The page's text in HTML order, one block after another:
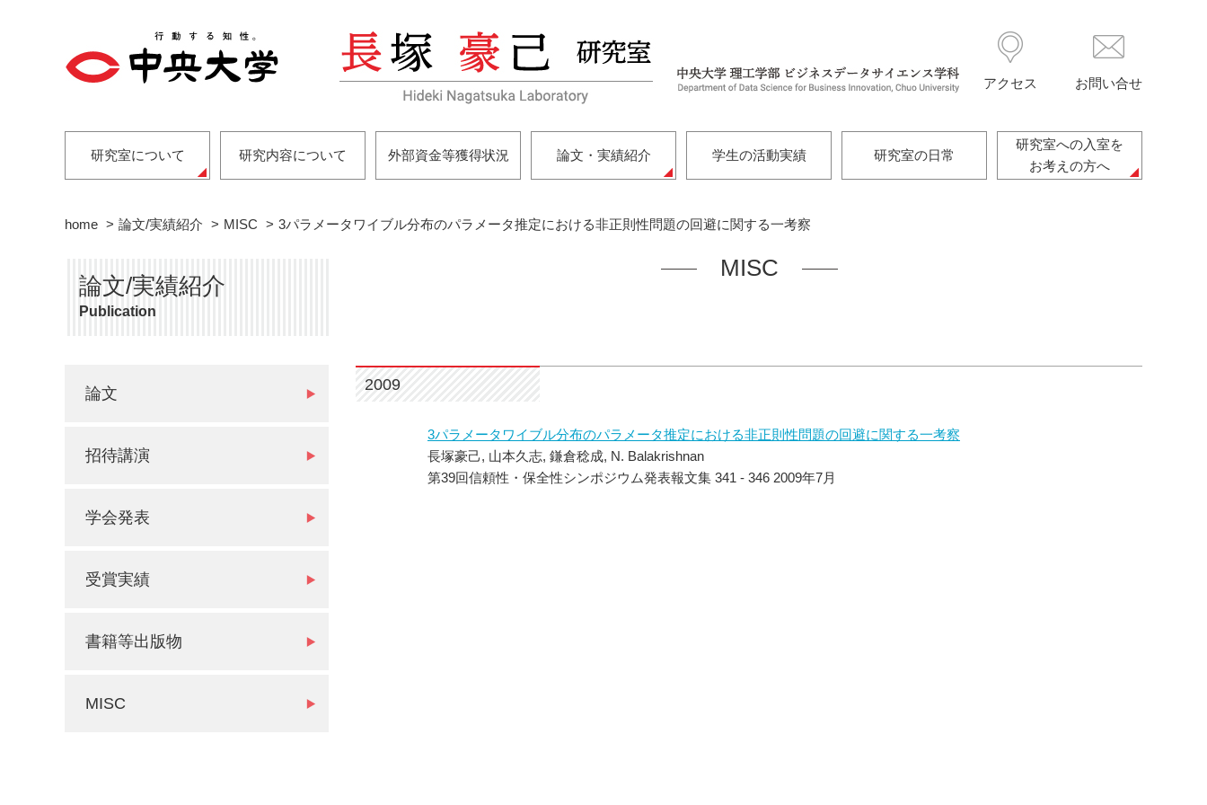
アクセス お問い合せ
研究室について 研究内容について 外部資金等獲得状況 論文・実績紹介 学生の活動実績 研究室の日常
研究室への入室を
お考えの方へ
home 論文/実績紹介 MISC 3パラメータワイブル分布のパラメータ推定における非正則性問題の回避に関する一考察
論文/実績紹介
Publication
論文
招待講演
学会発表
受賞実績
書籍等出版物
MISC
MISC
2009
3パラメータワイブル分布のパラメータ推定における非正則性問題の回避に関する一考察
長塚豪己, 山本久志, 鎌倉稔成, N. Balakrishnan
第39回信頼性・保全性シンポジウム発表報文集 341 - 346 2009年7月